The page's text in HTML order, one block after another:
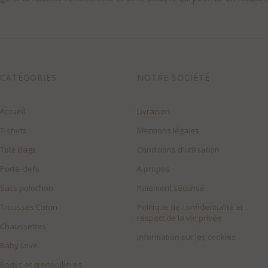
CATÉGORIES
Accueil
T-shirts
Tote Bags
Porte-clefs
Sacs polochon
Trousses Coton
Chaussettes
Baby Love
Bodys et grenouillères
NOTRE SOCIÉTÉ
Livraison
Mentions légales
Conditions d'utilisation
A propos
Paiement sécurisé
Politique de confidentialité et
respect de la vie privée
Information sur les cookies